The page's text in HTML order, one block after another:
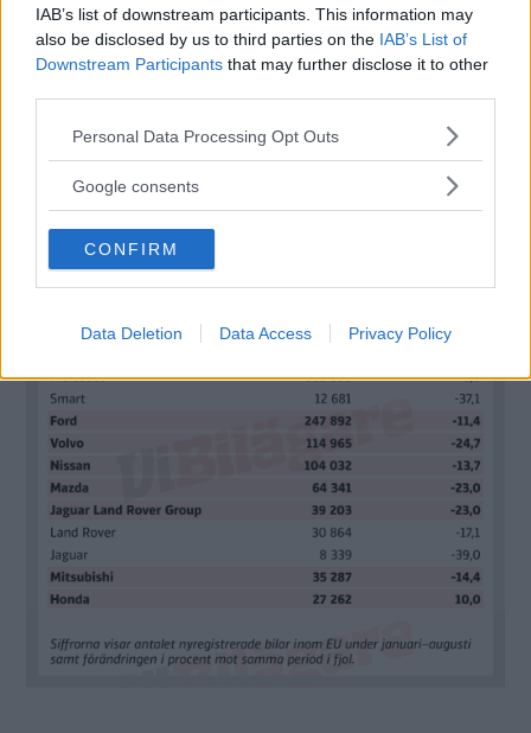
IAB’s list of downstream participants. This information may
also be disclosed by us to third parties on the IAB’s List of
Downstream Participants that may further disclose it to other
Please note that this website/app uses one or more Google
not limited to your visit or usage behaviour. You may click to
use your data for below specified purposes in below Google
consent section.
Personal Data Processing Opt Outs
Google consents
CONFIRM
Data Deletion Data Access Privacy Policy